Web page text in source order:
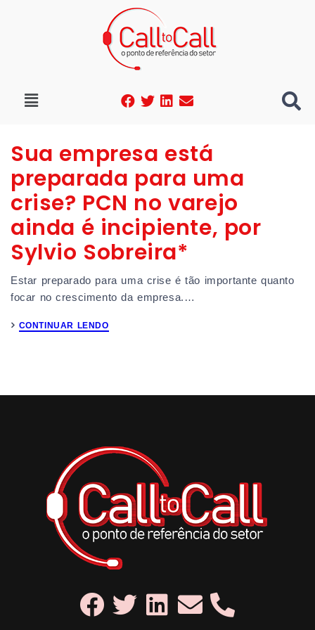
Sua empresa está
preparada para uma
crise? PCN no varejo
ainda é incipiente, por
Sylvio Sobreira*
Estar preparado para uma crise é tão importante quanto
focar no crescimento da empresa.…
CONTINUAR LENDO